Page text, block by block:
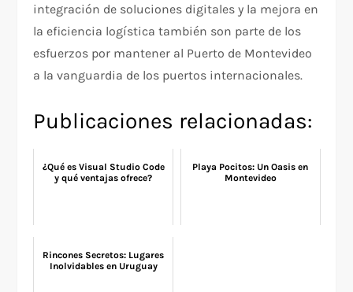
integración de soluciones digitales y la mejora en
la eficiencia logística también son parte de los
esfuerzos por mantener al Puerto de Montevideo
a la vanguardia de los puertos internacionales.
Publicaciones relacionadas:
¿Qué es Visual Studio Code
y qué ventajas ofrece?
Playa Pocitos: Un Oasis en
Montevideo
Rincones Secretos: Lugares
Inolvidables en Uruguay